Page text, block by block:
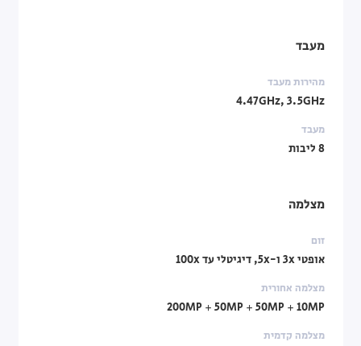
מעבד
מהירות מעבד
4.47GHz, 3.5GHz
מעבד
8 ליבות
מצלמה
זום
אופטי 3x ו-5x, דיגיטלי עד 100x
מצלמה אחורית
200MP + 50MP + 50MP + 10MP
מצלמה קדמית